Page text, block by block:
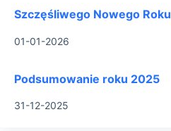
Szczęśliwego Nowego Roku
01-01-2026
Podsumowanie roku 2025
31-12-2025